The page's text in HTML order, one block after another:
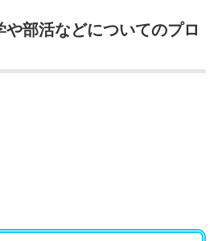
部活などについてのプロ